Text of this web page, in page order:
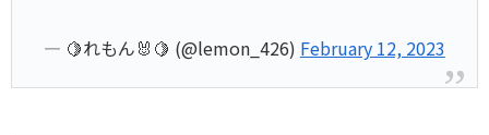
— 🍋れもん🐰🍋 (@lemon_426) February 12, 2023